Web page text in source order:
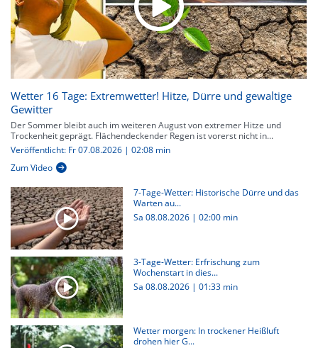
Wetter 16 Tage: Extremwetter! Hitze, Dürre und gewaltige
Gewitter
Der Sommer bleibt auch im weiteren August von extremer Hitze und
Trockenheit geprägt. Flächendeckender Regen ist vorerst nicht in...
Veröffentlicht: Fr 07.08.2026 | 02:08 min
Zum Video
7-Tage-Wetter: Historische Dürre und das
Warten au...
Sa 08.08.2026 | 02:00 min
3-Tage-Wetter: Erfrischung zum
Wochenstart in dies...
Sa 08.08.2026 | 01:33 min
Wetter morgen: In trockener Heißluft
drohen hier G...